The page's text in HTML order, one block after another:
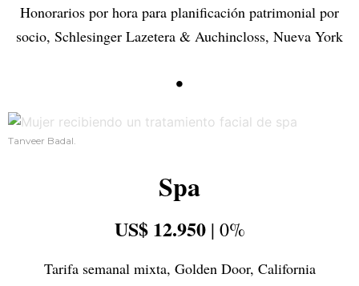
Honorarios por hora para planificación patrimonial por
socio, Schlesinger Lazetera & Auchincloss, Nueva York
•
Tanveer Badal.
Spa
US$ 12.950| 0%
Tarifa semanal mixta, Golden Door, California